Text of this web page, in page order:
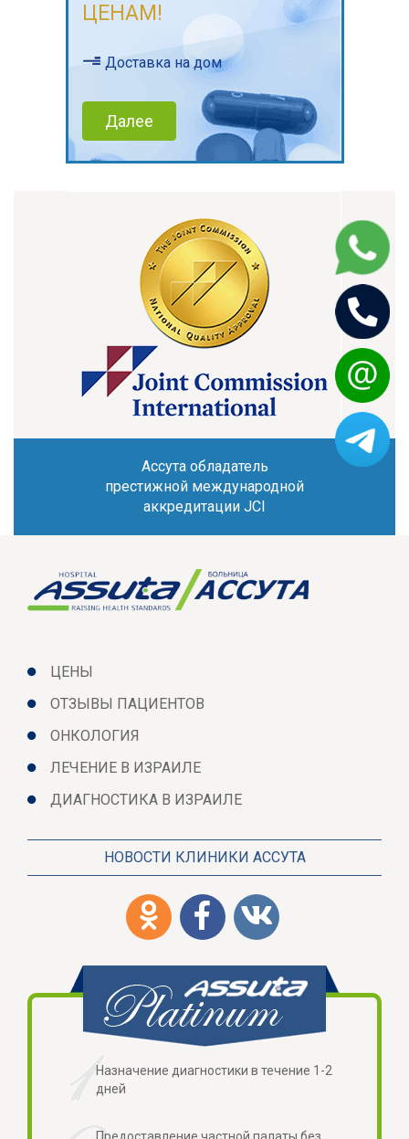
ЦЕНАМ!
Доставка на дом
Далее
Ассута обладатель
престижной международной
аккредитации JCI
ЦЕНЫ
ОТЗЫВЫ ПАЦИЕНТОВ
ОНКОЛОГИЯ
ЛЕЧЕНИЕ В ИЗРАИЛЕ
ДИАГНОСТИКА В ИЗРАИЛЕ
НОВОСТИ КЛИНИКИ АССУТА
Назначение диагностики в течение 1-2
дней